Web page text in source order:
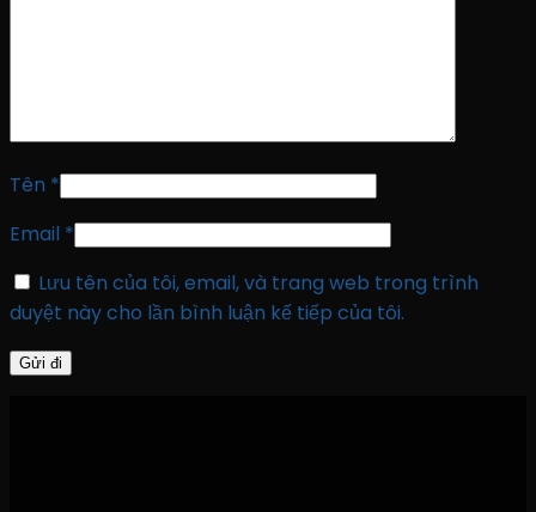
Tên *
Email *
Lưu tên của tôi, email, và trang web trong trình
duyệt này cho lần bình luận kế tiếp của tôi.